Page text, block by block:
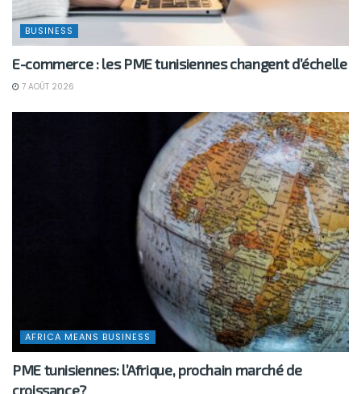
BUSINESS
E-commerce : les PME tunisiennes changent d’échelle
7 AOÛT 2026
AFRICA MEANS BUSINESS
PME tunisiennes: l’Afrique, prochain marché de
croissance?